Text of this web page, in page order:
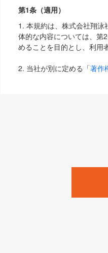
第1条（適用）
1. 本規約は、株式会社翔
体的な内容については、第
めることを目的とし、利用
2. 当社が別に定める「著作
は、本規約の規定が優先し
1. 「本サービス」とは、
みます）及びこれらサー
「SEBook」「SEShop」